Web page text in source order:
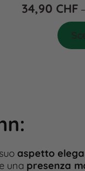
34,90 CHF
:
aspetto
una presenza